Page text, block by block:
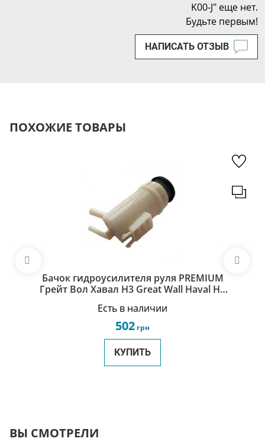
K00-J" еще нет.
Будьте первым!
НАПИСАТЬ ОТЗЫВ
ПОХОЖИЕ ТОВАРЫ
Бачок гидроусилителя руля PREMIUM
Грейт Вол Хавал Н3 Great Wall Haval H3
Есть в наличии
502 грн
КУПИТЬ
ВЫ СМОТРЕЛИ